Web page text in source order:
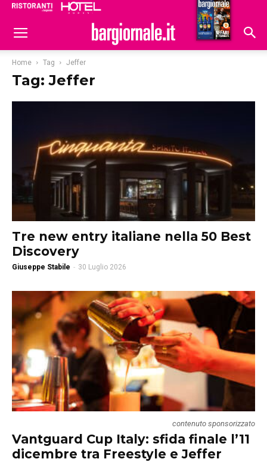
Hoteldomani
Home Tag Jeffer
Tag: Jeffer
Tre new entry italiane nella 50 Best
Discovery
Giuseppe Stabile - 30 Luglio 2026
contenuto sponsorizzato
Vantguard Cup Italy: sfida finale l’11
dicembre tra Freestyle e Jeffer